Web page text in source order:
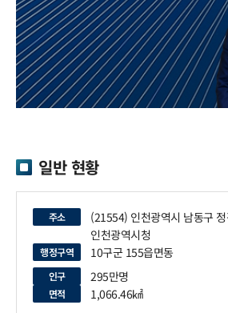
일반 현황
주소
(21554) 인천광역시 남동구
인천광역시청
행정구역 10구군 155읍면동
인구 295만명
면적 1,066.46㎢